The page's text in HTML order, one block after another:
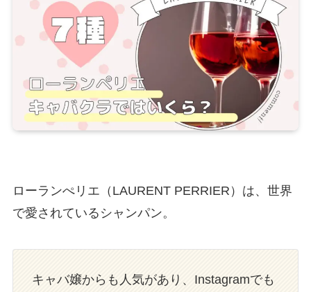
ローランぺリエ（LAURENT PERRIER）は、世界
で愛されているシャンパン。
キャバ嬢からも人気があり、Instagramでも